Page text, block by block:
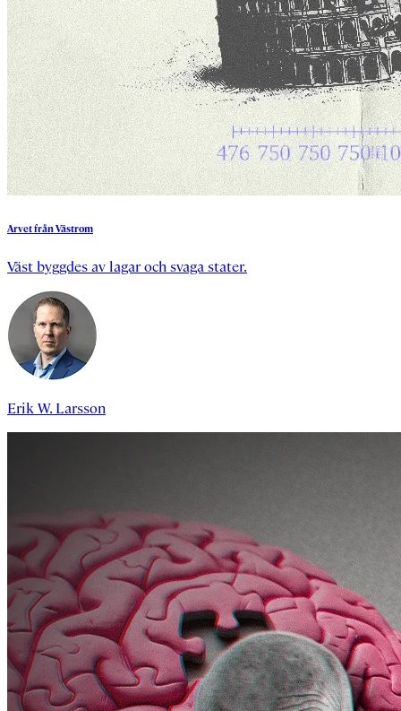
ArvetfrånVästrom
Väst byggdes av lagar och svaga stater.
Erik W. Larsson